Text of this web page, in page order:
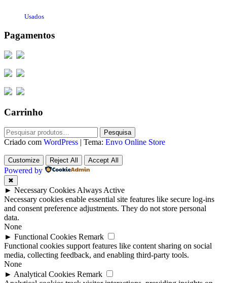
Usados
Pagamentos
Carrinho
Pesquisar
por:
Pesquisa
Criado com WordPress | Tema: Envo Online Store
Customize Reject All Accept All
Powered by
✖
► Necessary Cookies Always Active
Necessary cookies enable essential site features like secure log-ins
and consent preference adjustments. They do not store personal
data.
None
► Functional Cookies Remark
Functional cookies support features like content sharing on social
media, collecting feedback, and enabling third-party tools.
None
► Analytical Cookies Remark